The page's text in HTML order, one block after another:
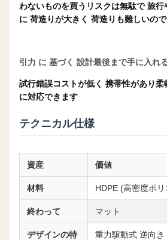
わないものを買うリスクは無駄で 旅
に 荷造りが大きく 荷造りも難しいの
引力 に 基づく 設計最後まで手に入れ
試行錯誤コストが低く 携帯性があり柔
に対応できます
テクニカル仕様
資産 価値
材料 HDPE (高密度ポ
終わって マット
デザインの特
重力駆動式 逆向き